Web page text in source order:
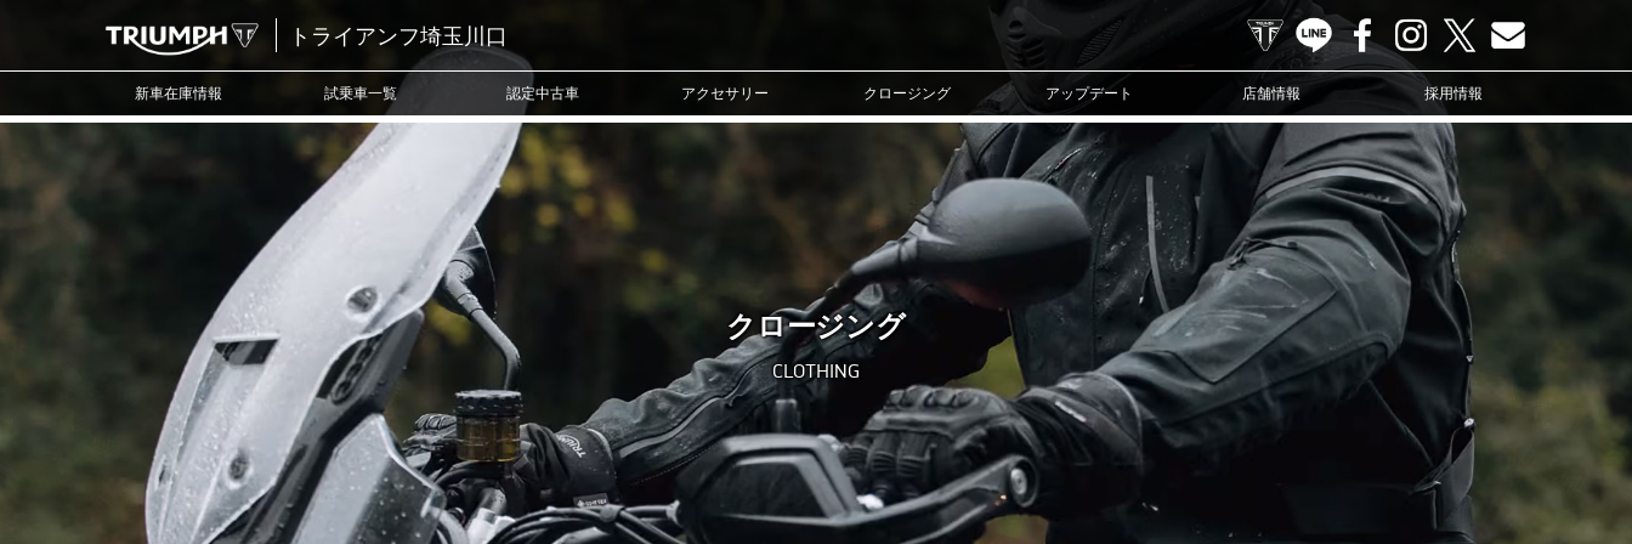
トライアンフ埼玉川口 TRIUMPH OFFICIAL SITE
LINE FacebookInstagram
新車在庫情報 試乗車一覧 認定中古車 アクセサリー クロージング アップデート 店舗情報 採用情報
クロージング
CLOTHING